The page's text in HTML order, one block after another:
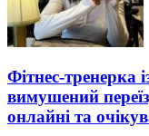
Фітнес-тренерка
вимушений
онлайні та